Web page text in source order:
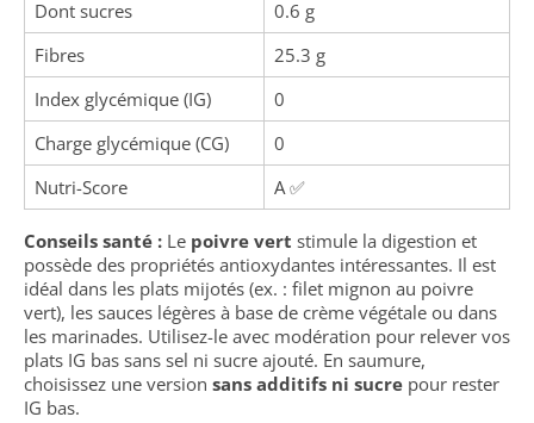
Dont sucres
0.6 g
Fibres
25.3 g
Index glycémique (IG)
0
Charge glycémique (CG)
0
Nutri-Score
A ✅
Conseils santé : Le poivre vert stimule la digestion et
possède des propriétés antioxydantes intéressantes. Il est
idéal dans les plats mijotés (ex. : filet mignon au poivre
vert), les sauces légères à base de crème végétale ou dans
les marinades. Utilisez-le avec modération pour relever vos
plats IG bas sans sel ni sucre ajouté. En saumure,
choisissez une version sans additifs ni sucre pour rester
IG bas.